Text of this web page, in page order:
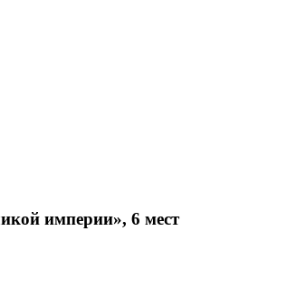
империи», 6 мест